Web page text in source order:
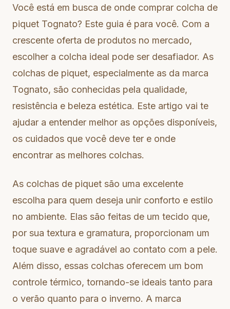
Você está em busca de onde comprar colcha de
piquet Tognato? Este guia é para você. Com a
crescente oferta de produtos no mercado,
escolher a colcha ideal pode ser desafiador. As
colchas de piquet, especialmente as da marca
Tognato, são conhecidas pela qualidade,
resistência e beleza estética. Este artigo vai te
ajudar a entender melhor as opções disponíveis,
os cuidados que você deve ter e onde
encontrar as melhores colchas.
As colchas de piquet são uma excelente
escolha para quem deseja unir conforto e estilo
no ambiente. Elas são feitas de um tecido que,
por sua textura e gramatura, proporcionam um
toque suave e agradável ao contato com a pele.
Além disso, essas colchas oferecem um bom
controle térmico, tornando-se ideais tanto para
o verão quanto para o inverno. A marca